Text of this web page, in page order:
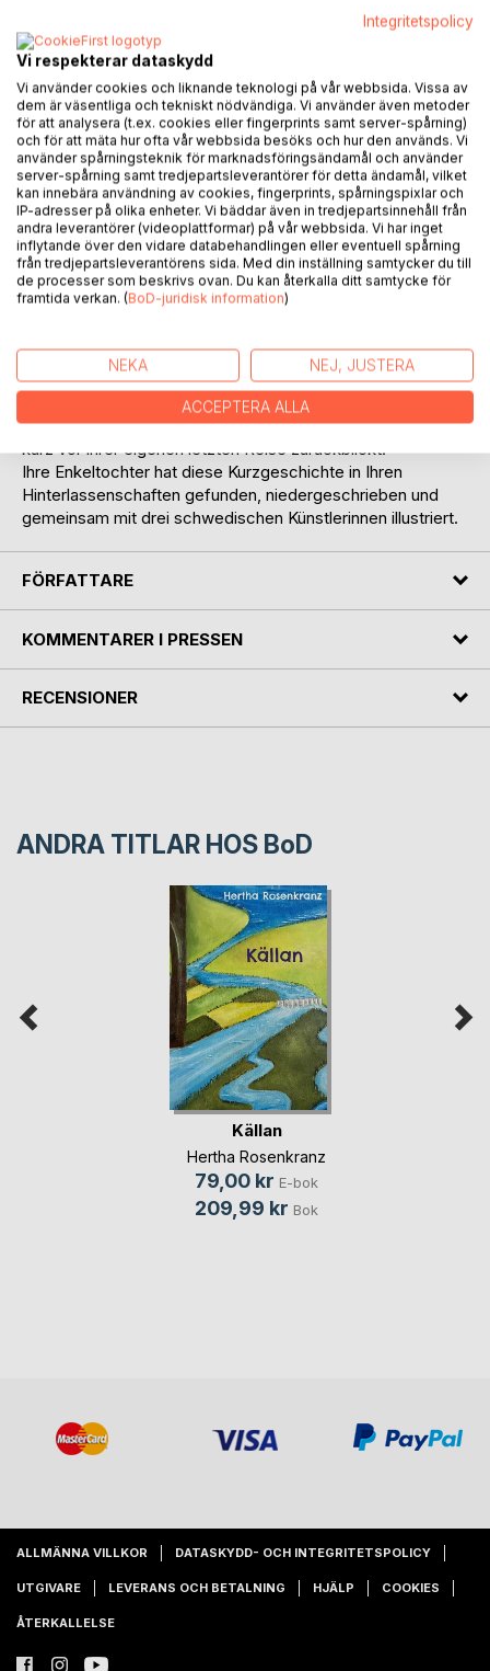
LÄGG I KUNDVAGNEN
Lägg till i kom-ihåglista
Recensera titel
BESKRIVNING
Die Quelle ist eine Kurzgeschichte, verfasst von der 97
jährigen Hertha Rosenkranz im Jahre 2018.
Sie handelt von der Reise und dem Sinn des Lebens auf
den eine dankbare Frau mit reiner Seele und voller Demut,
kurz vor ihrer eigenen letzten Reise zurückblickt.
Ihre Enkeltochter hat diese Kurzgeschichte in Ihren
Hinterlassenschaften gefunden, niedergeschrieben und
gemeinsam mit drei schwedischen Künstlerinnen illustriert.
FÖRFATTARE
KOMMENTARER I PRESSEN
RECENSIONER
ANDRA TITLAR HOS BoD
Källan
Hertha Rosenkranz
79,00 kr E-bok
209,99 kr Bok
ALLMÄNNA VILLKOR DATASKYDD- OCH INTEGRITETSPOLICY
UTGIVARE LEVERANS OCH BETALNING HJÄLP COOKIES
ÅTERKALLELSE
Integritetspolicy
Vi respekterar dataskydd
Vi använder cookies och liknande teknologi på vår webbsida. Vissa av
dem är väsentliga och tekniskt nödvändiga. Vi använder även metoder
för att analysera (t.ex. cookies eller fingerprints samt server-spårning)
och för att mäta hur ofta vår webbsida besöks och hur den används. Vi
använder spårningsteknik för marknadsföringsändamål och använder
server-spårning samt tredjepartsleverantörer för detta ändamål, vilket
kan innebära användning av cookies, fingerprints, spårningspixlar och
IP-adresser på olika enheter. Vi bäddar även in tredjepartsinnehåll från
andra leverantörer (videoplattformar) på vår webbsida. Vi har inget
inflytande över den vidare databehandlingen eller eventuell spårning
från tredjepartsleverantörens sida. Med din inställning samtycker du till
de processer som beskrivs ovan. Du kan återkalla ditt samtycke för
framtida verkan. (BoD-juridisk information)
NEKA NEJ, JUSTERA
ACCEPTERA ALLA